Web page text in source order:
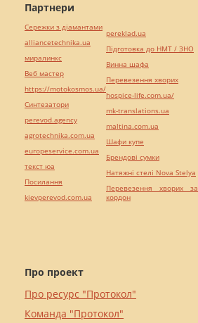
Про проект
Про ресурс "Протокол"
Команда "Протокол"
Партнери
Сережки з діамантами
alliancetechnika.ua
миралинкс
Веб мастер
https://motokosmos.ua/
Синтезатори
perevod.agency
agrotechnika.com.ua
europeservice.com.ua
текст юа
Посилання
kievperevod.com.ua
pereklad.ua
Підготовка до НМТ / ЗНО
Винна шафа
Перевезення хворих
hospice-life.com.ua/
mk-translations.ua
maltina.com.ua
Шафи купе
Брендові сумки
Натяжні стелі Nova Stelya
Перевезення хворих за
кордон